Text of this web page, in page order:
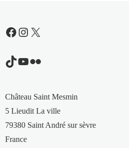
Facebook
Instagram
X
TikTok
YouTube
Flickr
Château Saint Mesmin
5 Lieudit La ville
79380 Saint André sur sèvre
France